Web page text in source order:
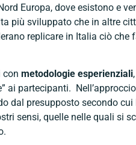
Europa, dove esistono e
più sviluppato che in altre
replicare in Italia ciò che
con metodologie esperienziali
ai partecipanti.
dal presupposto secondo
sensi, quelle nelle quali si